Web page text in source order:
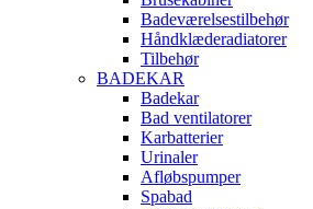
Badeværelsestilbehør
Håndklæderadiatorer
Tilbehør
BADEKAR
Badekar
Bad ventilatorer
Karbatterier
Urinaler
Afløbspumper
Spabad